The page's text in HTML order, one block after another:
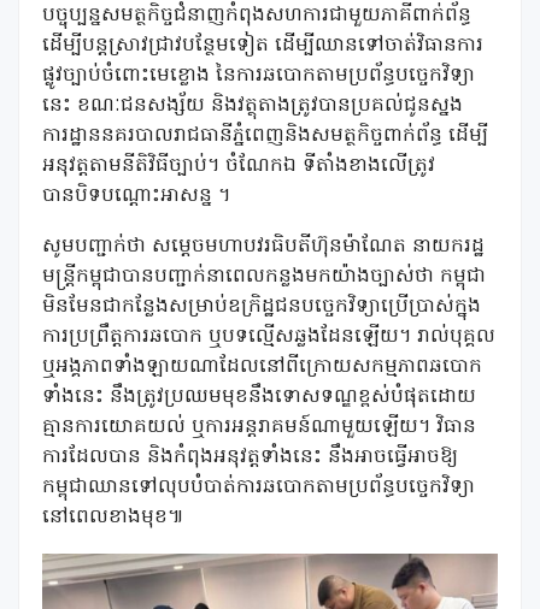
បច្ចុប្បន្នសមត្ថកិច្ចជំនាញកំពុងសហការជាមួយភាគីពាក់ព័ន្ធ
ដើម្បីបន្តស្រាវជ្រាវបន្ថែមទៀត ដើម្បីឈានទៅចាត់វិធានការ
ផ្លូវច្បាប់ចំពោះមេខ្លោង នៃការឆបោកតាមប្រព័ន្ធបច្ចេកវិទ្យា
នេះ ខណៈជនសង្ស័យ និងវត្ថុតាងត្រូវបានប្រគល់ជូនស្នង
ការដ្ឋាននគរបាលរាជធានីភ្នំពេញនិងសមត្ថកិច្ចពាក់ព័ន្ធ ដើម្បី
អនុវត្តតាមនីតិវិធីច្បាប់។ ចំណែកឯ ទីតាំងខាងលើត្រូវ
បានបិទបណ្តោះអាសន្ន ។
សូមបញ្ជាក់ថា សម្តេចមហាបវរធិបតីហ៊ុនម៉ាណែត នាយករដ្ឋ
មន្ត្រីកម្ពុជាបានបញ្ជាក់នាពេលកន្លងមកយ៉ាងច្បាស់ថា កម្ពុជា
មិនមែនជាកន្លែងសម្រាប់ឧក្រិដ្ឋជនបច្ចេកវិទ្យាប្រើប្រាស់ក្នុង
ការប្រព្រឹត្តការឆបោក ឬបទល្មើសឆ្លងដែនឡើយ។ រាល់បុគ្គល
ឬអង្គភាពទាំងឡាយណាដែលនៅពីក្រោយសកម្មភាពឆបោក
ទាំងនេះ នឹងត្រូវប្រឈមមុខនឹងទោសទណ្ឌខ្ពស់បំផុតដោយ
គ្មានការយោគយល់ ឬការអន្តរាគមន៍ណាមួយឡើយ។ វិធាន
ការដែលបាន និងកំពុងអនុវត្តទាំងនេះ នឹងអាចធ្វើអាចឱ្យ
កម្ពុជាឈានទៅលុបបំបាត់ការឆបោកតាមប្រព័ន្ធបច្ចេកវិទ្យា
នៅពេលខាងមុខ៕